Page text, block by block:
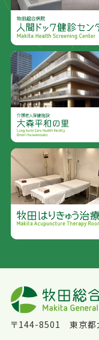
〒144-8501 東京都